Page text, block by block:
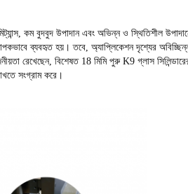
কম বুদবুদ উপাদান এবং অভিন্ন ও স্থিতিশীল
ব্যবহৃত হয়। তবে, অ্যাপ্লিকেশন দৃশ্যের
রেখেছেন, বিশেষত 18 মিমি পুরু K9 গ্লাস
সংগ্রাম করে।